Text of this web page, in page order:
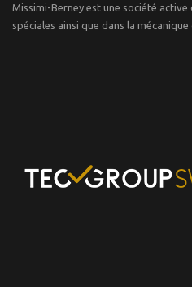
Missimi-Berney est une société
spéciales ainsi que dans la mécanique